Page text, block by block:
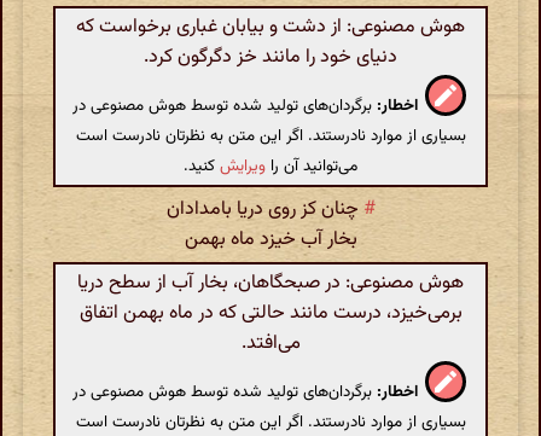
هوش مصنوعی: از دشت و بیابان غباری برخواست که
دنیای خود را مانند خز دگرگون کرد.
اخطار: برگردان‌های تولید شده توسط هوش مصنوعی در
بسیاری از موارد نادرستند. اگر این متن به نظرتان نادرست است
می‌توانید آن را ویرایشکنید.
# چنان کز روی دریا بامدادان
بخار آب خیزد ماه بهمن
هوش مصنوعی: در صبحگاهان، بخار آب از سطح دریا
برمی‌خیزد، درست مانند حالتی که در ماه بهمن اتفاق
می‌افتد.
اخطار: برگردان‌های تولید شده توسط هوش مصنوعی در
بسیاری از موارد نادرستند. اگر این متن به نظرتان نادرست است